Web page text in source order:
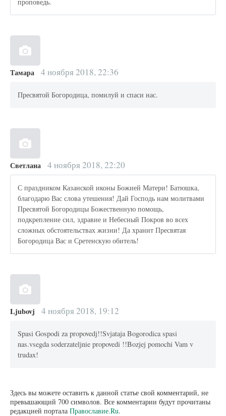
проповедь.
Тамара 4 ноября 2018, 22:36
Пресвятой Богородица, помилуй и спаси нас.
Светлана 4 ноября 2018, 22:20
С праздником Казанской иконы Божией Матери! Батюшка,
благодарю Вас слова утешения! Дай Господь нам молитвами
Пресвятой Богородицы Божественную помощь,
подкрепление сил, здравие и Небесный Покров во всех
сложных обстоятельствах жизни! Да хранит Пресвятая
Богородица Вас и Сретенскую обитель!
Ljubovj 4 ноября 2018, 19:12
Spasi Gospodi za propovedj!!Svjataja Bogorodica spasi
nas.vsegda soderzateljnie propovedi !!Bozjej pomochi Vam v
trudax!
Здесь вы можете оставить к данной статье свой комментарий, не
превышающий 700 символов. Все комментарии будут прочитаны
редакцией портала Православие.Ru.